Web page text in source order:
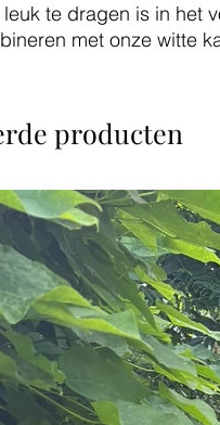
te dragen is in het
met onze witte
producten